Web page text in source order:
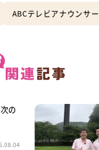
ABCテレビアナウンサー
の